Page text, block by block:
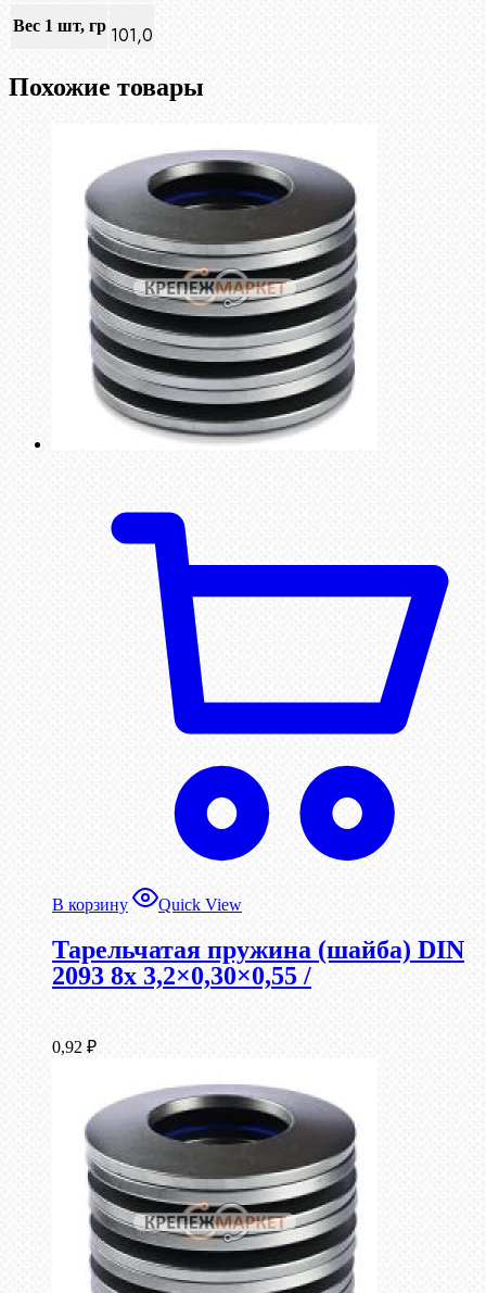
Вес 1 шт, гр 101,0
Похожие товары
В корзину Quick View
Тарельчатая пружина (шайба) DIN
2093 8x 3,2×0,30×0,55 /
0,92 ₽